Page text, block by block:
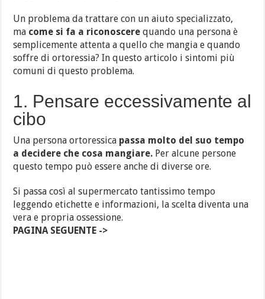
Un problema da trattare con un aiuto specializzato,
ma come si fa a riconoscerequando una persona è
semplicemente attenta a quello che mangia e quando
soffre di ortoressia? In questo articolo i sintomi più
comuni di questo problema.
1. Pensare eccessivamente al
cibo
Una persona ortoressica passa molto del suo tempo
a decidere che cosa mangiare. Per alcune persone
questo tempo può essere anche di diverse ore.
Si passa così al supermercato tantissimo tempo
leggendo etichette e informazioni, la scelta diventa una
vera e propria ossessione.
PAGINA SEGUENTE ->